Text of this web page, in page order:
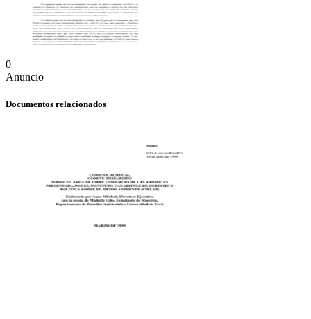
0
Anuncio
Documentos relacionados